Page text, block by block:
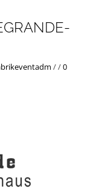
//0